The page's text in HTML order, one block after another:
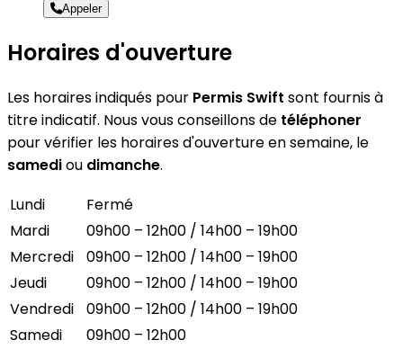
Appeler
Horaires d'ouverture
Les horaires indiqués pour Permis Swift sont fournis à
titre indicatif. Nous vous conseillons de téléphoner
pour vérifier les horaires d'ouverture en semaine, le
samediou dimanche.
Lundi
Fermé
Mardi
09h00 – 12h00 / 14h00 – 19h00
Mercredi
09h00 – 12h00 / 14h00 – 19h00
Jeudi
09h00 – 12h00 / 14h00 – 19h00
Vendredi
09h00 – 12h00 / 14h00 – 19h00
Samedi
09h00 – 12h00